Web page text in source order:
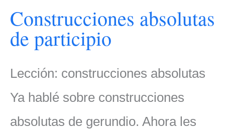
Construcciones absolutas
de participio
Lección: construcciones absolutas
Ya hablé sobre construcciones
absolutas de gerundio. Ahora les